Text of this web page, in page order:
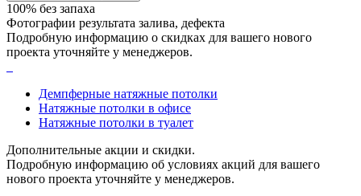
100% без запаха
Фотографии результата залива, дефекта
Подробную информацию о скидках для вашего нового
проекта уточняйте у менеджеров.
Демпферные натяжные потолки
Натяжные потолки в офисе
Натяжные потолки в туалет
Дополнительные акции и скидки.
Подробную информацию об условиях акций для вашего
нового проекта уточняйте у менеджеров.